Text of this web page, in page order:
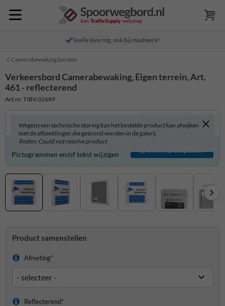
Snelle levering, ook bij maatwerk!
Camerabewaking borden
Verkeersbord Camerabewaking, Eigen terrein, Art.
461 - reflecterend
Art.nr. TIBV.02689
Wegens een technische storing kan het bestelde product kan afwijken
met de afbeeldingen die getoond worden in de galerij.
Reden: Could not resolve product
Bekijk in 3D
Verkeersbord zelf aanpassen?
Pictogrammen en/of tekst wijzigen
Ontwerp aanpassen
Product samenstellen
Afmeting*
Reflecterend*